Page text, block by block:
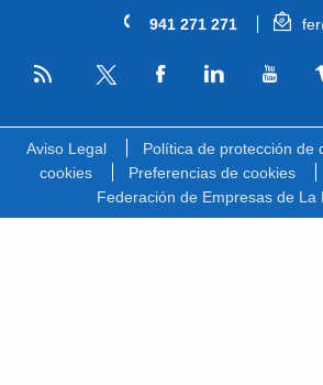
941 271 271
RSS
Aviso Legal Política de protección de
cookies
Preferencias de cookies
Federación de Empresas de La